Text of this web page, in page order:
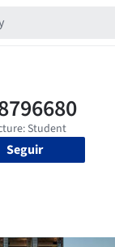
Seguir